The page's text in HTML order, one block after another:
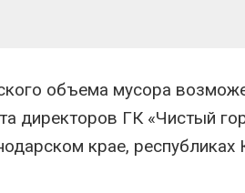
объема мусора
директоров ГК «Чистый
крае,